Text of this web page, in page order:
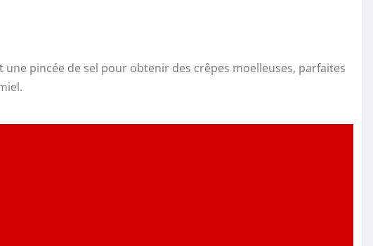
pincée de sel pour obtenir des crêpes moelleuses, parfaites